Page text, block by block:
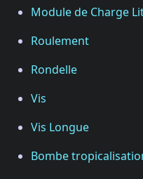
Module de Charge
Roulement
Rondelle
Vis
Vis Longue
Bombe